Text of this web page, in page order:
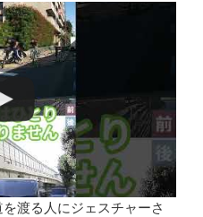
渡る人にジェスチャーさ